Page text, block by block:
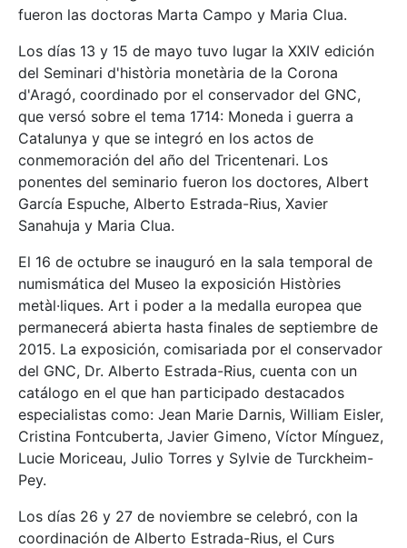
fueron las doctoras Marta Campo y Maria Clua.
Los días 13 y 15 de mayo tuvo lugar la XXIV edición
del Seminari d'història monetària de la Corona
d'Aragó, coordinado por el conservador del GNC,
que versó sobre el tema 1714: Moneda i guerra a
Catalunya y que se integró en los actos de
conmemoración del año del Tricentenari. Los
ponentes del seminario fueron los doctores, Albert
García Espuche, Alberto Estrada-Rius, Xavier
Sanahuja y Maria Clua.
El 16 de octubre se inauguró en la sala temporal de
numismática del Museo la exposición Històries
metàl·liques. Art i poder a la medalla europea que
permanecerá abierta hasta finales de septiembre de
2015. La exposición, comisariada por el conservador
del GNC, Dr. Alberto Estrada-Rius, cuenta con un
catálogo en el que han participado destacados
especialistas como: Jean Marie Darnis, William Eisler,
Cristina Fontcuberta, Javier Gimeno, Víctor Mínguez,
Lucie Moriceau, Julio Torres y Sylvie de Turckheim-
Pey.
Los días 26 y 27 de noviembre se celebró, con la
coordinación de Alberto Estrada-Rius, el Curs